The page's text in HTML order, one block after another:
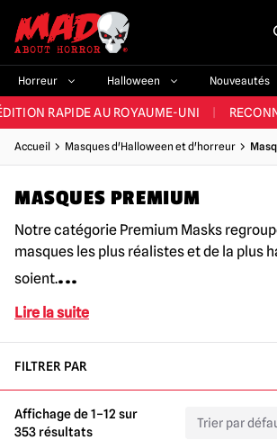
Horreur Halloween Nouveautés
ET LA MEILLEURE GAMME DU ROYAUME-UNI
RAPIDE AU ROYAUME-UNI
NOUVEAUX PRODUITS DÉRIVÉS D'HORREUR
ET LA MEILLEURE GAMME DU ROYAUME-UNI
Accueil Masques d'Halloween et d'horreur
MASQUES PREMIUM
Notre catégorie Premium Masks
masques les plus réalistes et de la plus
soient....
Lire la suite
FILTRER PAR
Affichage de 1–12 sur
353 résultats